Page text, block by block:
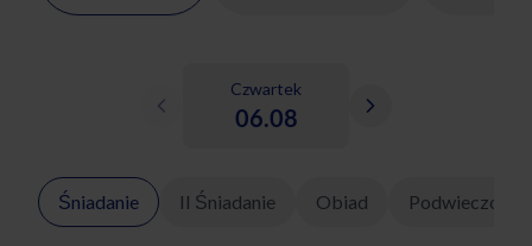
Czwartek
06.08
Śniadanie II Śniadanie Obiad Podwieczorek